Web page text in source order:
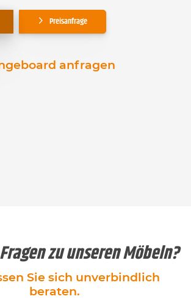
Preisanfrage
anfragen
zu unseren Möbeln?
Sie sich unverbindlich
beraten.